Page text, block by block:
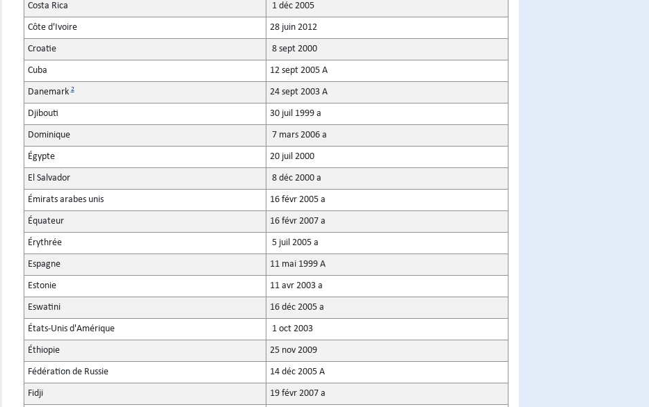
Costa Rica 1 déc 2005
Côte d'Ivoire 28 juin 2012
Croatie 8 sept 2000
Cuba 12 sept 2005 A
Danemark2 24 sept 2003 A
Djibouti 30 juil 1999 a
Dominique 7 mars 2006 a
Égypte 20 juil 2000
El Salvador 8 déc 2000 a
Émirats arabes unis 16 févr 2005 a
Équateur 16 févr 2007 a
Érythrée 5 juil 2005 a
Espagne 11 mai 1999 A
Estonie 11 avr 2003 a
Eswatini 16 déc 2005 a
États-Unis d'Amérique 1 oct 2003
Éthiopie 25 nov 2009
Fédération de Russie 14 déc 2005 A
Fidji 19 févr 2007 a